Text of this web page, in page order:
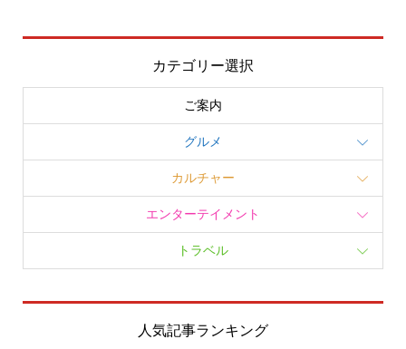
カテゴリー選択
ご案内
グルメ
カルチャー
エンターテイメント
トラベル
人気記事ランキング